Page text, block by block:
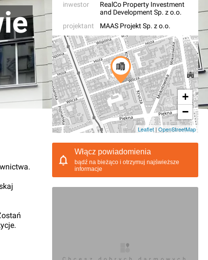
inwestor
RealCo Property Investment
and Development Sp. z o.o.
projektant
MAAS Projekt Sp. z o.o.
+
−
Leaflet | OpenStreetMap
Włącz powiadomienia
bądź na bieżąco i otrzymuj najświeższe
informacje